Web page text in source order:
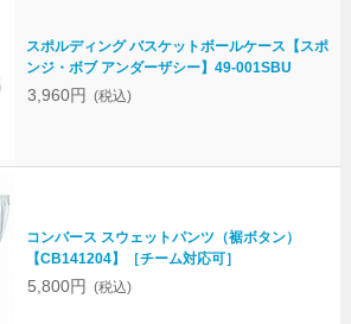
スポルディング バスケットボールケース【スポ
ンジ・ボブ アンダーザシー】49-001SBU
3,960円 (税込)
コンバース スウェットパンツ（裾ボタン）
【CB141204】［チーム対応可］
5,800円 (税込)